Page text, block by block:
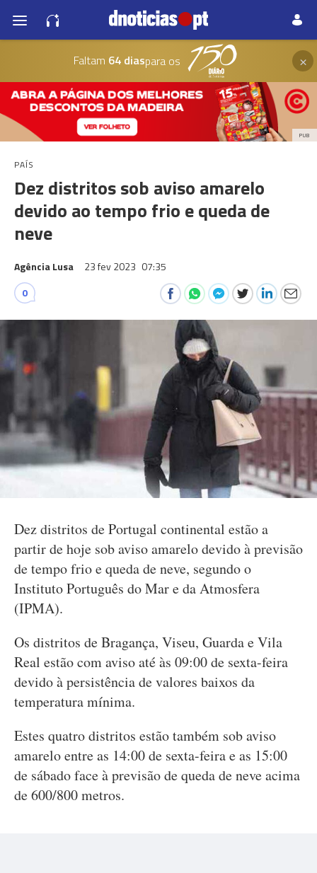
Faltam 64 diaspara os ×
PUB
PAÍS
Dez distritos sob aviso amarelo
devido ao tempo frio e queda de
neve
Agência Lusa 23 fev 2023 07:35
0
Dez distritos de Portugal continental estão a
partir de hoje sob aviso amarelo devido à previsão
de tempo frio e queda de neve, segundo o
Instituto Português do Mar e da Atmosfera
(IPMA).
Os distritos de Bragança, Viseu, Guarda e Vila
Real estão com aviso até às 09:00 de sexta-feira
devido à persistência de valores baixos da
temperatura mínima.
Estes quatro distritos estão também sob aviso
amarelo entre as 14:00 de sexta-feira e as 15:00
de sábado face à previsão de queda de neve acima
de 600/800 metros.